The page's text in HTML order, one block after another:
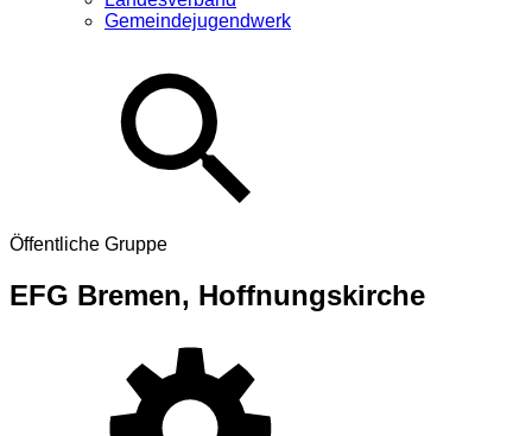
Gemeindejugendwerk
Öffentliche Gruppe
EFG Bremen, Hoffnungskirche